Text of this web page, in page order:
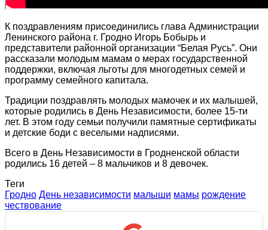
К поздравлениям присоединились глава Администрации
Ленинского района г. Гродно Игорь Бобырь и
представители районной организации “Белая Русь”. Они
рассказали молодым мамам о мерах государственной
поддержки, включая льготы для многодетных семей и
программу семейного капитала.
Традиции поздравлять молодых мамочек и их малышей,
которые родились в День Независимости, более 15-ти
лет. В этом году семьи получили памятные сертификаты
и детские боди с веселыми надписями.
Всего в День Независимости в Гродненской области
родились 16 детей – 8 мальчиков и 8 девочек.
Теги
Гродно День независимости малыши мамы рождение
чествование